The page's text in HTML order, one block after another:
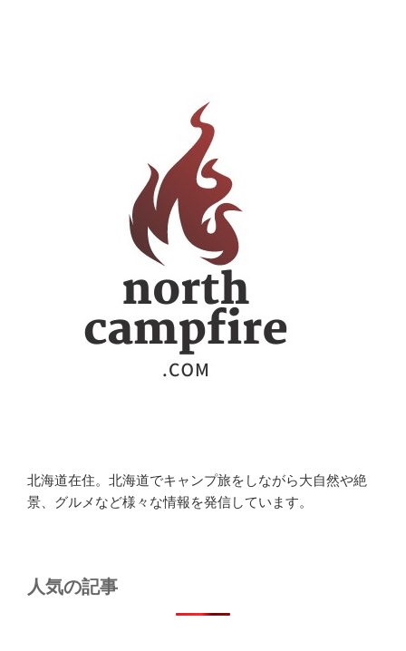
北海道在住。北海道でキャンプ旅をしながら大自然や絶
景、グルメなど様々な情報を発信しています。
人気の記事